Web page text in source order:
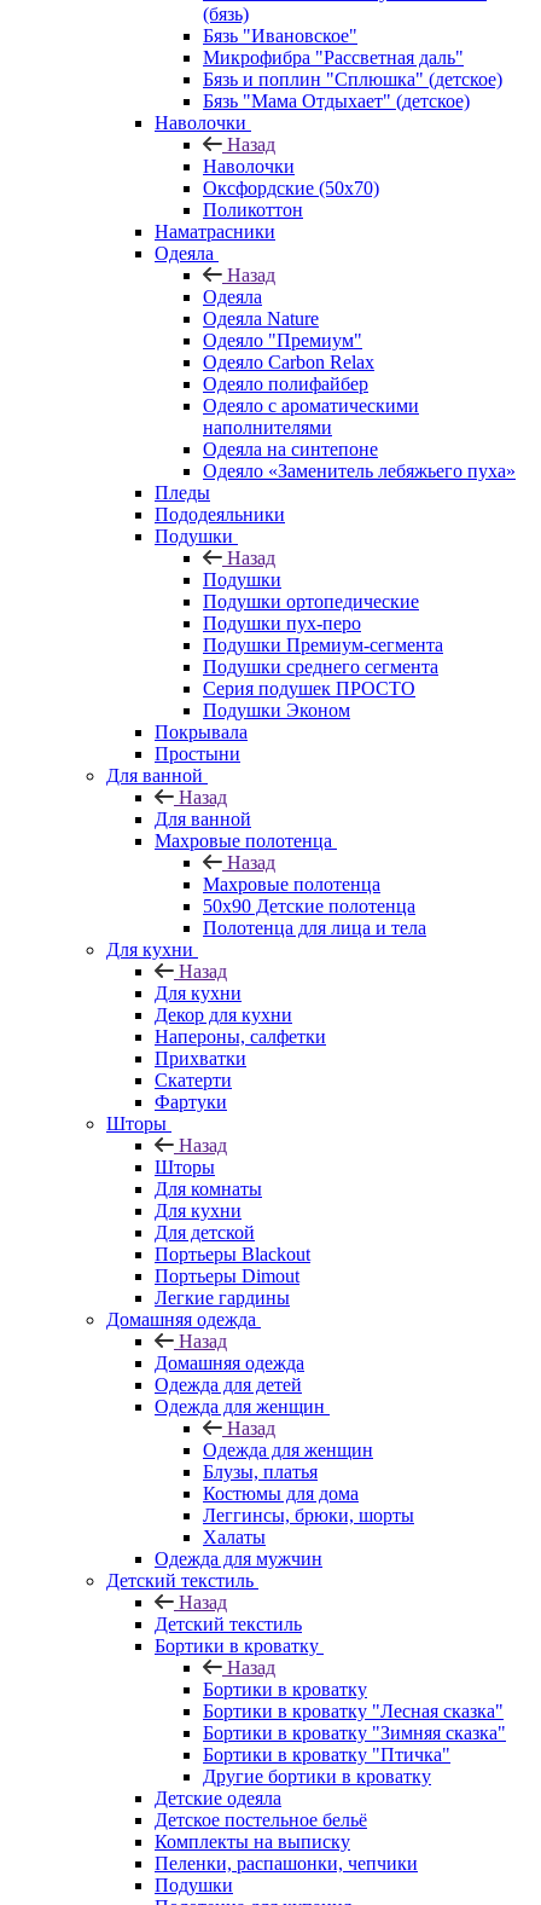
(бязь)
Бязь "Ивановское"
Микрофибра "Рассветная даль"
Бязь и поплин "Сплюшка" (детское)
Бязь "Мама Отдыхает" (детское)
Наволочки
Назад
Наволочки
Оксфордские (50х70)
Поликоттон
Наматрасники
Одеяла
Назад
Одеяла
Одеяла Nature
Одеяло "Премиум"
Одеяло Carbon Relax
Одеяло полифайбер
Одеяло с ароматическими
наполнителями
Одеяла на синтепоне
Одеяло «Заменитель лебяжьего пуха»
Пледы
Пододеяльники
Подушки
Назад
Подушки
Подушки ортопедические
Подушки пух-перо
Подушки Премиум-сегмента
Подушки среднего сегмента
Серия подушек ПРОСТО
Подушки Эконом
Покрывала
Простыни
Для ванной
Назад
Для ванной
Махровые полотенца
Назад
Махровые полотенца
50х90 Детские полотенца
Полотенца для лица и тела
Для кухни
Назад
Для кухни
Декор для кухни
Напероны, салфетки
Прихватки
Скатерти
Фартуки
Шторы
Назад
Шторы
Для комнаты
Для кухни
Для детской
Портьеры Blackout
Портьеры Dimout
Легкие гардины
Домашняя одежда
Назад
Домашняя одежда
Одежда для детей
Одежда для женщин
Назад
Одежда для женщин
Блузы, платья
Костюмы для дома
Леггинсы, брюки, шорты
Халаты
Одежда для мужчин
Детский текстиль
Назад
Детский текстиль
Бортики в кроватку
Назад
Бортики в кроватку
Бортики в кроватку "Лесная сказка"
Бортики в кроватку "Зимняя сказка"
Бортики в кроватку "Птичка"
Другие бортики в кроватку
Детские одеяла
Детское постельное бельё
Комплекты на выписку
Пеленки, распашонки, чепчики
Подушки